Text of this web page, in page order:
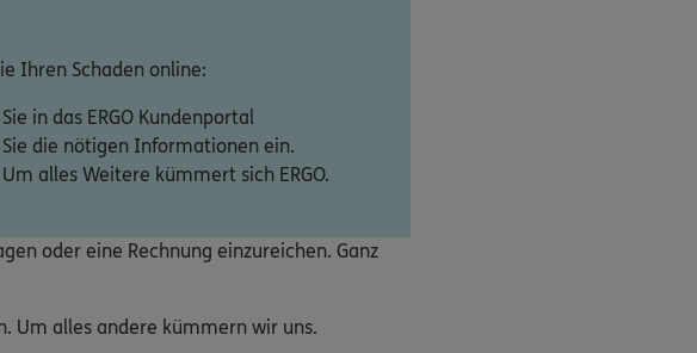
Ihren Schaden online:
in das ERGO Kundenportal
Sie die nötigen Informationen ein.
alles Weitere kümmert sich ERGO.
oder eine Rechnung einzureichen. Ganz
Um alles andere kümmern wir uns.